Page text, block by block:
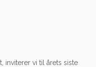
inviterer vi til årets siste